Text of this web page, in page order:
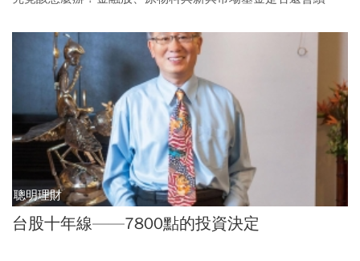
人與專家為你解答人民幣理財的相關疑惑。
聰明理財
台股十年線——7800點的投資決定